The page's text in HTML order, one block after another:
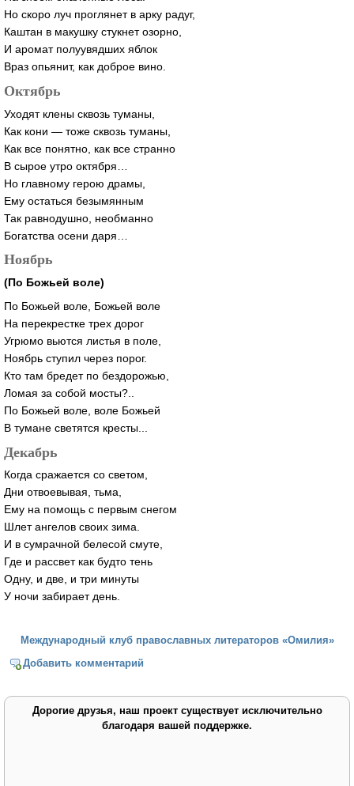
Но скоро луч проглянет в арку радуг,
Каштан в макушку стукнет озорно,
И аромат полуувядших яблок
Враз опьянит, как доброе вино.
Октябрь
Уходят клены сквозь туманы,
Как кони — тоже сквозь туманы,
Как все понятно, как все странно
В сырое утро октября…
Но главному герою драмы,
Ему остаться безымянным
Так равнодушно, необманно
Богатства осени даря…
Ноябрь
(По Божьей воле)
По Божьей воле, Божьей воле
На перекрестке трех дорог
Угрюмо вьются листья в поле,
Ноябрь ступил через порог.
Кто там бредет по бездорожью,
Ломая за собой мосты?..
По Божьей воле, воле Божьей
В тумане светятся кресты...
Декабрь
Когда сражается со светом,
Дни отвоевывая, тьма,
Ему на помощь с первым снегом
Шлет ангелов своих зима.
И в сумрачной белесой смуте,
Где и рассвет как будто тень
Одну, и две, и три минуты
У ночи забирает день.
Международный клуб православных литераторов «Омилия»
Добавить комментарий
Дорогие друзья, наш проект существует исключительно
благодаря вашей поддержке.